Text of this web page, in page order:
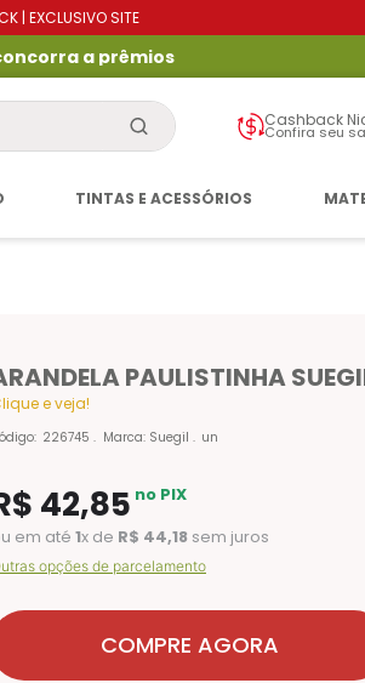
| EXCLUSIVO SITE
a prêmios
Cashback
Confira seu
TINTAS E ACESSÓRIOS
PAULISTINHA
e veja!
: 226745 Marca: Suegil un
42,85 no PIX
em até 1x de R$ 44,18 sem juros
opções de parcelamento
COMPRE AGORA